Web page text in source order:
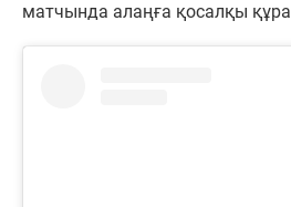
матчында алаңға қосалқы